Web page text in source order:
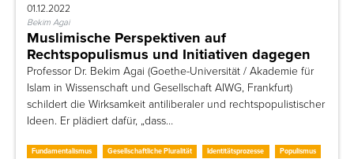
01.12.2022
Bekim Agai
Muslimische Perspektiven auf
Rechtspopulismus und Initiativen dagegen
Professor Dr. Bekim Agai (Goethe-Universität / Akademie für
Islam in Wissenschaft und Gesellschaft AIWG, Frankfurt)
schildert die Wirksamkeit antiliberaler und rechtspopulistischer
Ideen. Er plädiert dafür, „dass…
Fundamentalismus Gesellschaftliche Pluralität Identitätsprozesse
Populismus